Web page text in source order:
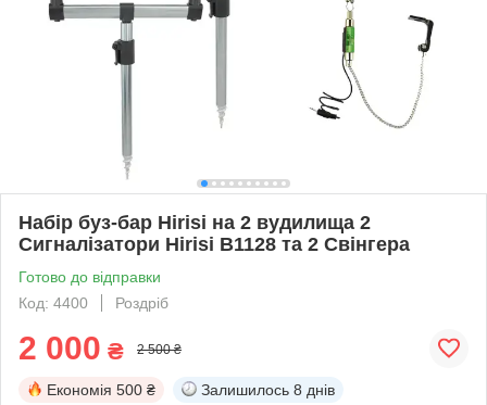
Набір буз-бар Hirisi на 2 вудилища 2
Сигналізатори Hirisi B1128 та 2 Свінгера
Готово до відправки
Код: 4400
Роздріб
2 000 ₴ 2 500 ₴
Економія 500 ₴ Залишилось 8 днів